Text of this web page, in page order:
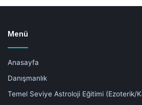
Menü
Anasayfa
Danışmanlık
Temel Seviye Astroloji Eğitimi (Ezoterik/